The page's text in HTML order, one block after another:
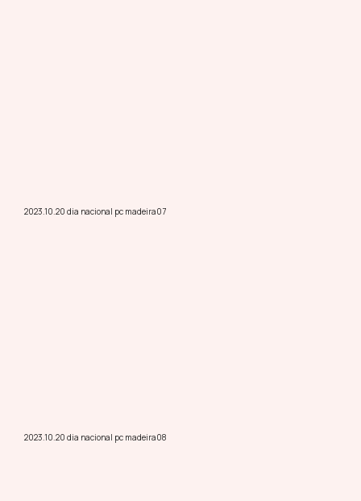
2023.10.20 dia nacional pc madeira07
2023.10.20 dia nacional pc madeira08